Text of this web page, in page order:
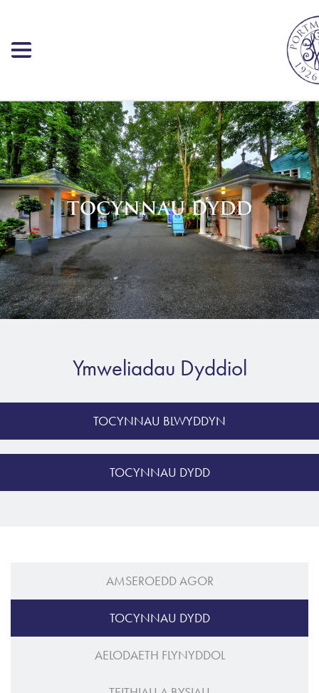
TOCYNNAU DYDD
Ymweliadau Dyddiol
TOCYNNAU BLWYDDYN
TOCYNNAU DYDD
AMSEROEDD AGOR
TOCYNNAU DYDD
AELODAETH FLYNYDDOL